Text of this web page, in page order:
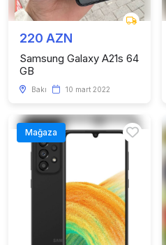
220 AZN
Samsung Galaxy A21s 64
GB
Bakı 10 mart 2022
Mağaza